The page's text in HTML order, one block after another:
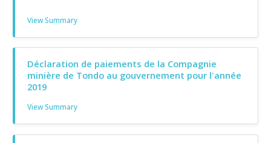
View Summary
Déclaration de paiements de la Compagnie
minière de Tondo au gouvernement pour l'année
2019
View Summary